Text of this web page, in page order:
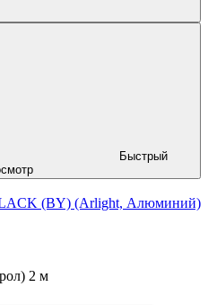
Быстрый
(BY) (Arlight, Алюминий)
2 м